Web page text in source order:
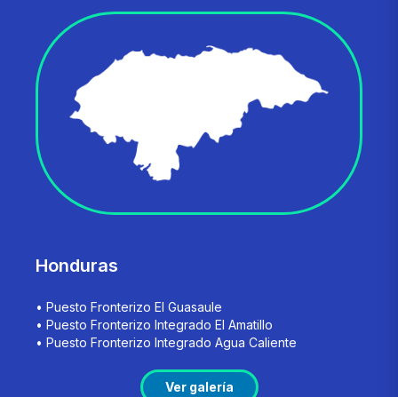
Honduras
• Puesto Fronterizo El Guasaule
• Puesto Fronterizo Integrado El Amatillo
• Puesto Fronterizo Integrado Agua Caliente
Ver galería